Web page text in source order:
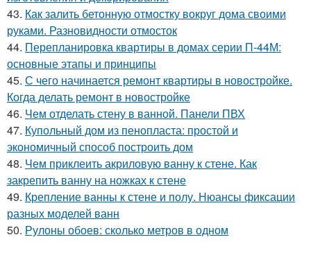
43. Как залить бетонную отмостку вокруг дома своими
руками. Разновидности отмосток
44. Перепланировка квартиры в домах серии П-44М:
основные этапы и принципы
45. С чего начинается ремонт квартиры в новостройке.
Когда делать ремонт в новостройке
46. Чем отделать стену в ванной. Панели ПВХ
47. Купольный дом из пенопласта: простой и
экономичный способ построить дом
48. Чем приклеить акриловую ванну к стене. Как
закрепить ванну на ножках к стене
49. Крепление ванны к стене и полу. Нюансы фиксации
разных моделей ванн
50. Рулоны обоев: сколько метров в одном